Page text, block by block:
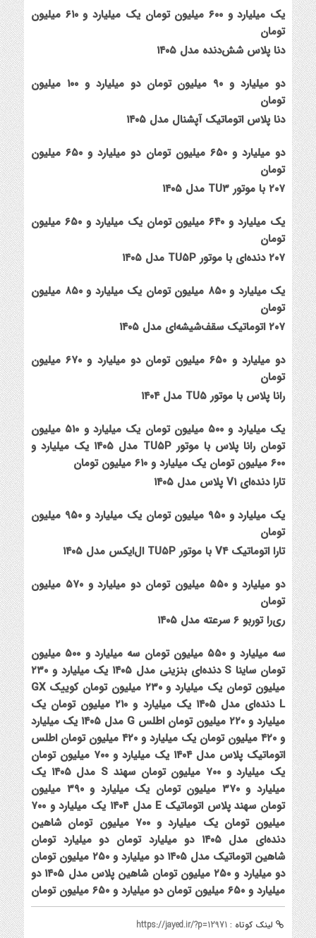
یک میلیارد و ۶۰۰ میلیون تومان
یک میلیارد و ۶۱۰ میلیون
تومان
دنا پلاس شش‌دنده‌ مدل ۱۴۰۵
دو میلیارد و ۹۰ میلیون تومان
دو میلیارد و ۱۰۰ میلیون
تومان
دنا پلاس اتوماتیک آپشنال مدل ۱۴۰۵
دو میلیارد و ۶۵۰ میلیون تومان
دو میلیارد و ۶۵۰ میلیون
تومان
۲۰۷ با موتور TU۳ مدل ۱۴۰۵
یک میلیارد و ۶۴۰ میلیون تومان
یک میلیارد و ۶۵۰ میلیون
تومان
۲۰۷ دنده‌ای با موتور TU۵P مدل ۱۴۰۵
یک میلیارد و ۸۵۰ میلیون تومان
یک میلیارد و ۸۵۰ میلیون
تومان
۲۰۷ اتوماتیک سقف‌شیشه‌ای مدل ۱۴۰۵
دو میلیارد و ۶۵۰ میلیون تومان
دو میلیارد و ۶۷۰ میلیون
تومان
رانا پلاس با موتور TU۵ مدل ۱۴۰۴
یک میلیارد و ۵۰۰ میلیون تومان
یک میلیارد و ۵۱۰ میلیون
تومان رانا پلاس با موتور TU۵P مدل ۱۴۰۵
یک میلیارد و
۶۰۰ میلیون تومان
یک میلیارد و ۶۱۰ میلیون تومان
تارا دنده‌ای V۱ پلاس مدل ۱۴۰۵
یک میلیارد و ۹۵۰ میلیون تومان
یک میلیارد و ۹۵۰ میلیون
تومان
تارا اتوماتیک V۴ با موتور TU۵P ال‌ایکس مدل ۱۴۰۵
دو میلیارد و ۵۵۰ میلیون تومان
دو میلیارد و ۵۷۰ میلیون
تومان
ری‌را توربو ۶ سرعته مدل ۱۴۰۵
سه میلیارد و ۵۵۰ میلیون تومان
سه میلیارد و ۵۰۰ میلیون
تومان ساینا S دنده‌ای بنزینی مدل ۱۴۰۵
یک میلیارد و ۲۳۰
میلیون تومان یک میلیارد و ۲۳۰ میلیون تومان
کوییک GX
L دنده‌ای مدل ۱۴۰۵
یک میلیارد و ۲۱۰ میلیون تومان
یک
میلیارد و ۲۲۰ میلیون تومان
اطلس G مدل ۱۴۰۵
یک میلیارد
و ۴۲۰ میلیون تومان
یک میلیارد و ۴۲۰ میلیون تومان
اطلس
اتوماتیک پلاس مدل ۱۴۰۴
یک میلیارد و ۷۰۰ میلیون تومان
یک میلیارد و ۷۰۰ میلیون تومان
سهند S مدل ۱۴۰۵
یک
میلیارد و ۳۷۰ میلیون تومان
یک میلیارد و ۳۹۰ میلیون
تومان سهند پلاس اتوماتیک E مدل ۱۴۰۴
یک میلیارد و ۷۰۰
میلیون تومان یک میلیارد و ۷۰۰ میلیون تومان
شاهین
دنده‌ای مدل ۱۴۰۵
دو میلیارد تومان دو میلیارد تومان
شاهین اتوماتیک مدل ۱۴۰۵
دو میلیارد و ۲۵۰ میلیون تومان
دو میلیارد و ۲۵۰ میلیون تومان
شاهین پلاس مدل ۱۴۰۵
دو
میلیارد و ۶۵۰ میلیون تومان
دو میلیارد و ۶۵۰ میلیون تومان
لینک کوتاه : https://jayed.ir/?p=12971